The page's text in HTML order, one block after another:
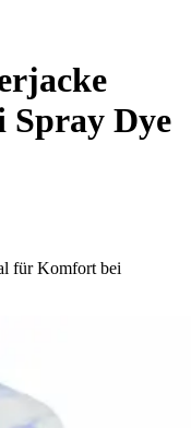
Spray Dye
für Komfort bei